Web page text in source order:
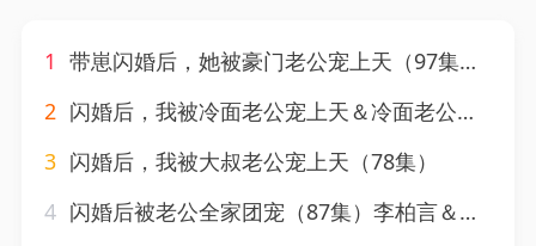
1 带崽闪婚后，她被豪门老公宠上天（97集）常喆宽＆仵浩瑄
2 闪婚后，我被冷面老公宠上天＆冷面老公偏要宠（80集）刘晏辰＆阚梓艺
3 闪婚后，我被大叔老公宠上天（78集）
4 闪婚后被老公全家团宠（87集）李柏言＆刘蓝鸽